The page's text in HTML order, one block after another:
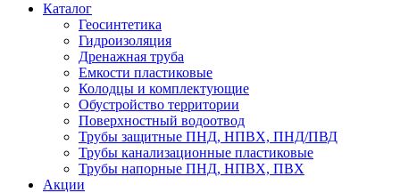
Каталог
Геосинтетика
Гидроизоляция
Дренажная труба
Емкости пластиковые
Колодцы и комплектующие
Обустройство территории
Поверхностный водоотвод
Трубы защитные ПНД, НПВХ, ПНД/ПВД
Трубы канализационные пластиковые
Трубы напорные ПНД, НПВХ, ПВХ
Акции